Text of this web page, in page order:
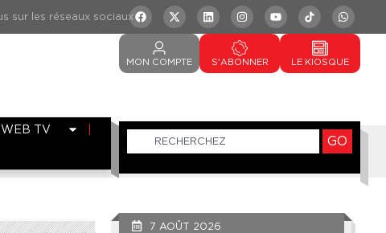
MON COMPTE S'ABONNER LE KIOSQUE
WEB TV
GO
7 AOÛT 2026